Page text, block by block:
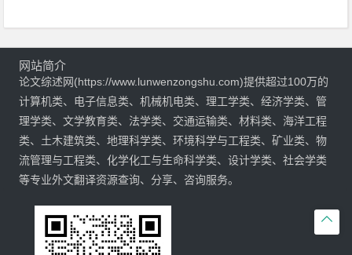

网站简介
论文综述网(https://www.lunwenzongshu.com)提供超过100万的
计算机类、电子信息类、机械机电类、理工学类、经济学类、管
理学类、文学教育类、法学类、交通运输类、材料类、海洋工程
类、土木建筑类、地理科学类、环境科学与工程类、矿业类、物
流管理与工程类、化学化工与生命科学类、设计学类、社会学类
等专业外文翻译资源查询、分享、咨询服务。